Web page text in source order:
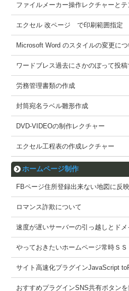
ファイルメーカー操作レクチャーと
エクセル 改ページ で印刷範囲指定
Microsoft Word のスタイルの変更につ
ワードブレス過去にさかのぼって投稿
労務管理書類の作成
封筒宛名ラベル雛形作成
DVD-VIDEOの制作レクチャー
エクセル工程表の作成レクチャー
ホームページ制作
FBページ住所登録出来ない地図に反
ロマンス詐欺について
速度が遅いサーバーの引っ越しとド
やっておきたいホームページ常時ＳＳ
サイト高速化プラグインJavaScript
おすすめプラグインSNS共有ボタン